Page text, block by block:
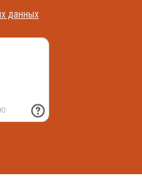
данных